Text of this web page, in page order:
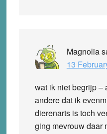
Magnolia
13
wat ik niet begrijp –
andere dat ik
dierenarts is toch
ging mevrouw daar